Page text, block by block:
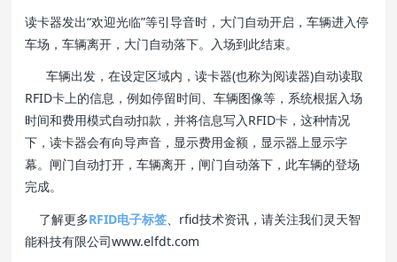
读卡器发出“欢迎光临”等引导音时，大门自动开启，车辆进入停
车场，车辆离开，大门自动落下。入场到此结束。
车辆出发，在设定区域内，读卡器(也称为阅读器)自动读取
RFID卡上的信息，例如停留时间、车辆图像等，系统根据入场
时间和费用模式自动扣款，并将信息写入RFID卡，这种情况
下，读卡器会有向导声音，显示费用金额，显示器上显示字
幕。闸门自动打开，车辆离开，闸门自动落下，此车辆的登场
完成。
了解更多RFID电子标签 、rfid技术资讯，请关注我们灵天智
能科技有限公司www.elfdt.com